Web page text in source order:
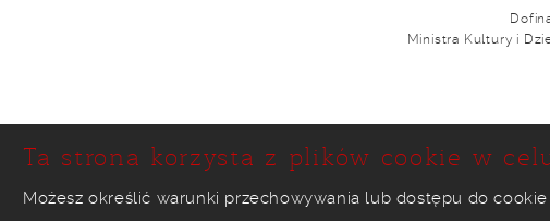
Ministra Kultury i
Ta strona korzysta z plików cookie w
Możesz określić warunki przechowywania lub dostępu do